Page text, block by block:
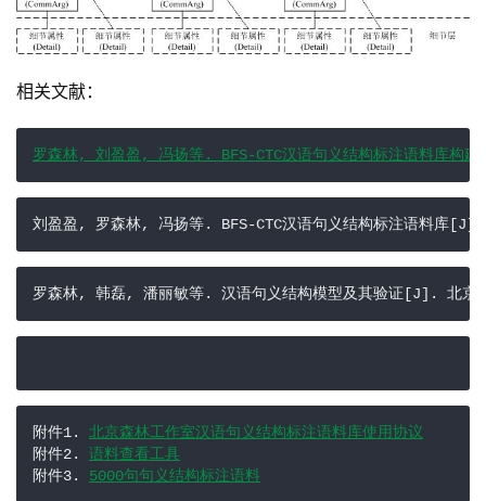
相关文献：
罗森林, 刘盈盈, 冯扬等. BFS-CTC汉语句义结构标注语料库
刘盈盈, 罗森林, 冯扬等. BFS-CTC汉语句义结构标注语料
罗森林, 韩磊, 潘丽敏等. 汉语句义结构模型及其验证[J]. 北
附件1. 北京森林工作室汉语句义结构标注语料库使用协议
附件2. 语料查看工具
附件3. 5000句句义结构标注语料